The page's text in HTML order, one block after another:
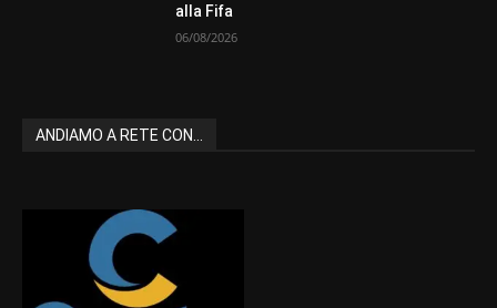
alla Fifa
06/08/2026
ANDIAMO A RETE CON...